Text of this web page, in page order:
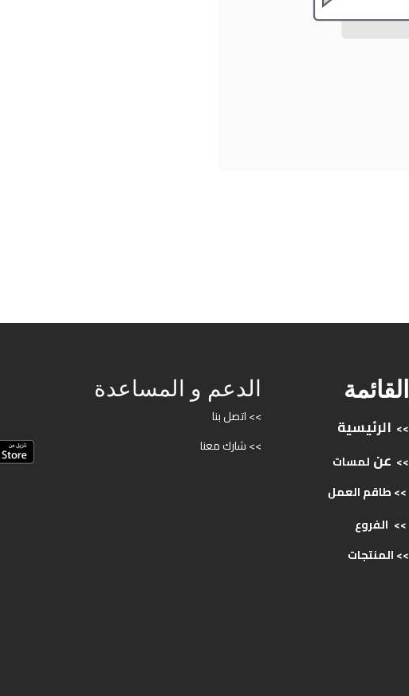
الدعم و المساعدة
>> اتصل بنا
>> شارك معنا
القائمة
>> الرئيسية
>> عن لمسات
>> طاقمالعمل
>> الفروع
>>المنتجات